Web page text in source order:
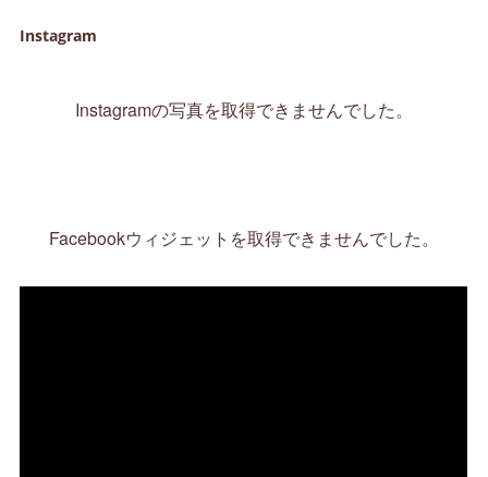
Instagram
Instagramの写真を取得できませんでした。
Facebookウィジェットを取得できませんでした。